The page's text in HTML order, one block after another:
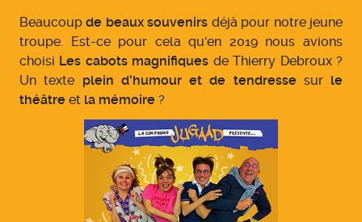
Beaucoupde beaux souvenirs déjà pour notre jeune
troupe. Est-ce pour cela qu'en 2019 nous avions
choisi Les cabots magnifiques de Thierry Debroux ?
Un texte plein d'humour et de tendressesur le
théâtre et la mémoire ?